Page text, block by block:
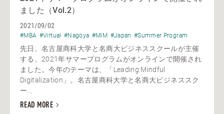
ました（Vol.2）
2021/09/02
#MBA #Virtual #Nagoya #MIM #Japan #Summer Program
先日、名古屋商科大学と名商大ビジネススクールが主催
する、2021年サマープログラムがオンラインで開催され
ました。今年のテーマは、「Leading Mindful
Digitalization」。名古屋商科大学と名商大ビジネススク
ー...
READ MORE